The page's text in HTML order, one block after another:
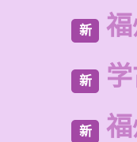
新
新
新